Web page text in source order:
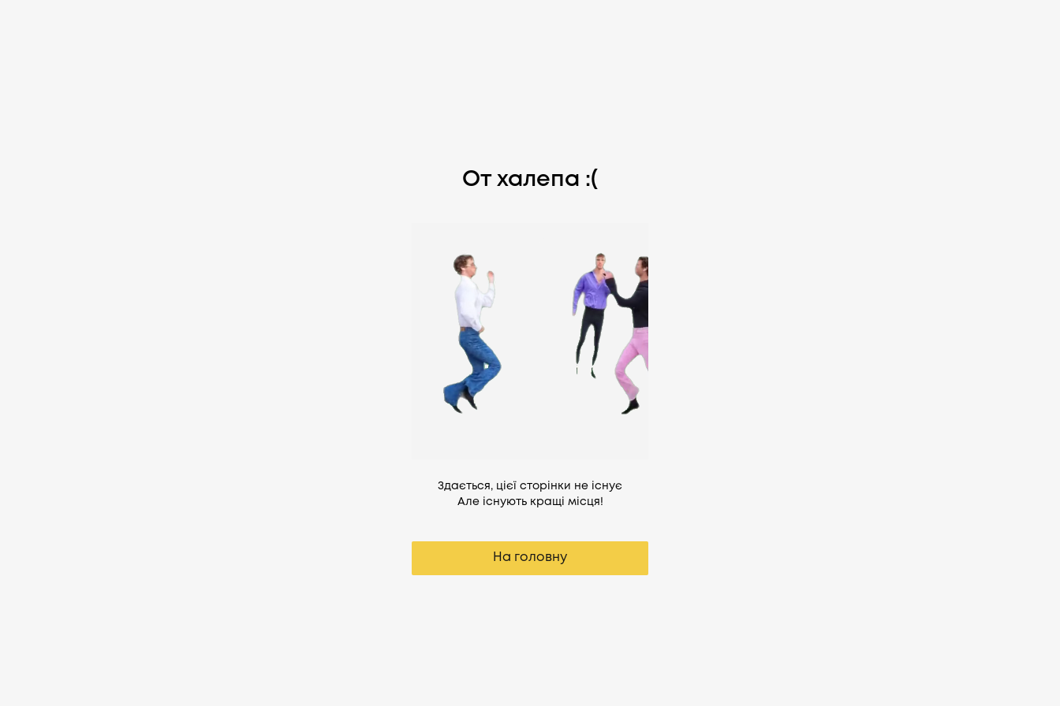
От халепа :(
Здається, цієї сторінки не існує
Але існують кращі місця!
На головну